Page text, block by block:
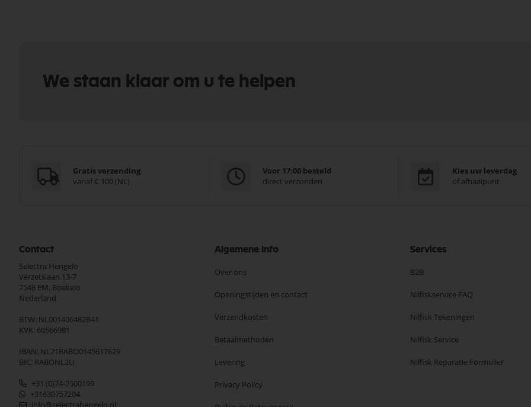
We staan klaar om u te helpen
Gratis verzending
vanaf € 100 (NL)
Voor 17:00 besteld
direct verzonden
Kies uw leverdag
of afhaalpunt
Contact
Selectra Hengelo
Verzetslaan 13-7
7548 EM, Boekelo
Nederland
BTW: NL001406482B41
KVK: 60566981
IBAN: NL21RABO0145617629
BIC: RABONL2U
+31 (0)74-2500199
+31630757204
info@selectrahengelo.nl
Algemene Info
Over ons
Openingstijden en contact
Verzendkosten
Betaalmethoden
Levering
Privacy Policy
Services
B2B
Nilfiskservice FAQ
Nilfisk Tekeningen
Nilfisk Service
Nilfisk Reparatie Formulier